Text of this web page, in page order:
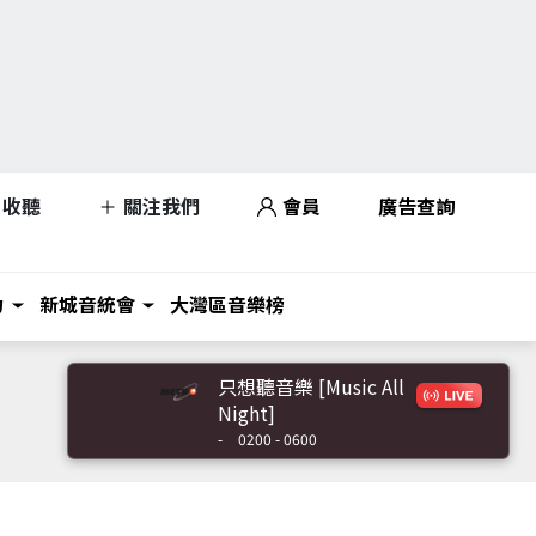
收聽 關注我們 會員 廣告查詢
新城音統會 大灣區音樂榜
只想聽音樂 [Music All
Night]
- 0200 - 0600